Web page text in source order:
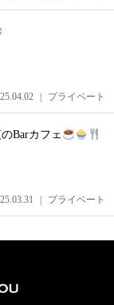
プライベート
Barカフェ
プライベート